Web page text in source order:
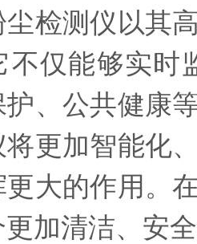
测仪以其高
不仅能够实时
护、公共健康
更加智能化
大的作用。
加清洁、安